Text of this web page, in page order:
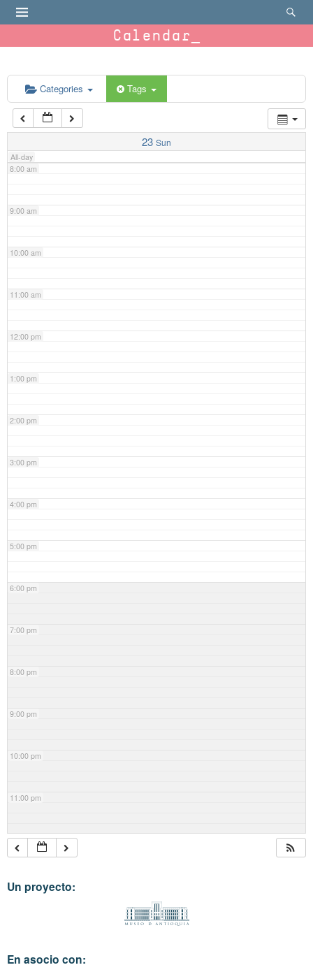
Calendar
Categories Tags
23 Sun
All-day
6:00 am
7:00 am
8:00 am
9:00 am
10:00 am
11:00 am
12:00 pm
1:00 pm
2:00 pm
3:00 pm
4:00 pm
5:00 pm
6:00 pm
7:00 pm
8:00 pm
9:00 pm
10:00 pm
11:00 pm
Un proyecto:
En asocio con: